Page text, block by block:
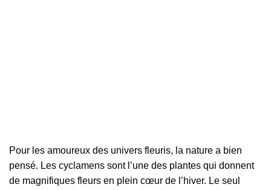
Pour les amoureux des univers fleuris, la nature a bien
pensé. Les cyclamens sont l’une des plantes qui donnent
de magnifiques fleurs en plein cœur de l’hiver. Le seul